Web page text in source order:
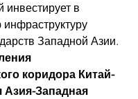
инвестирует в
Западной Азии.
коридора Китай-
Азия-Западная